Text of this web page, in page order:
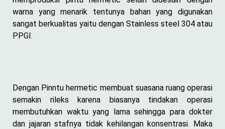
warna yang menarik tentunya bahan yang digunakan
sangat berkualitas yaitu dengan Stainless steel 304 atau
PPGI.
Dengan Pinntu hermetic membuat suasana ruang operasi
semakin rileks karena biasanya tindakan operasi
membutuhkan waktu yang lama sehingga para dokter
dan jajaran stafnya tidak kehilangan konsentrasi. Maka